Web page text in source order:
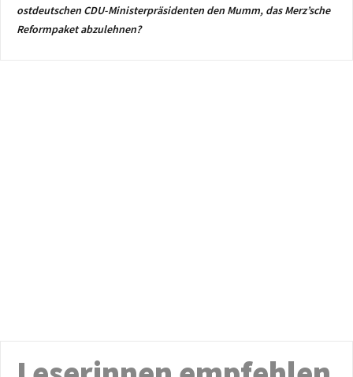
ostdeutschen CDU-Ministerpräsidenten den Mumm, das Merz’sche
Reformpaket abzulehnen?